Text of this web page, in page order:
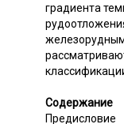
градиента
Содержание
Предисловие